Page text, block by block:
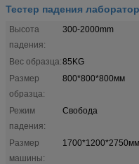
Тестер падения
Высота
падения:
300-2000mm
Вес образца:85KG
Размер
образца:
800*800*800мм
Режим
падения:
Свобода
Размер
машины:
1700*1200*2750мм